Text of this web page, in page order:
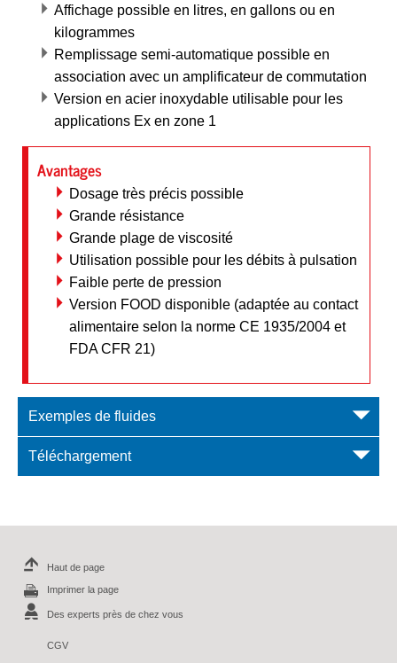
Affichage possible en litres, en gallons ou en
kilogrammes
Remplissage semi-automatique possible en
association avec un amplificateur de commutation
Version en acier inoxydable utilisable pour les
applications Ex en zone 1
Avantages
Dosage très précis possible
Grande résistance
Grande plage de viscosité
Utilisation possible pour les débits à pulsation
Faible perte de pression
Version FOOD disponible (adaptée au contact
alimentaire selon la norme CE 1935/2004 et
FDA CFR 21)
Exemples de fluides
Téléchargement
Haut de page
Imprimer la page
Des experts près de chez vous
CGV